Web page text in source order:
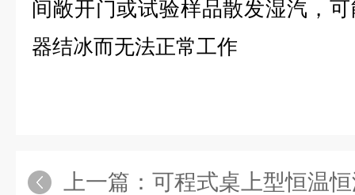
间敞开门或试验样品散发湿汽，
器结冰而无法正常工作
上一篇： 可程式桌上型恒温